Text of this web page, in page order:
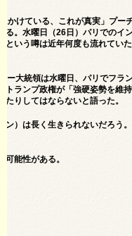
かけている、これが真実」プー
。水曜日（26日）パリでのイ
いう噂は近年何度も流れてい
大統領は水曜日、パリでフラ
ランプ政権が「強硬姿勢を維
りしてはならないと語った。
）は長く生きられないだろう
能性がある。